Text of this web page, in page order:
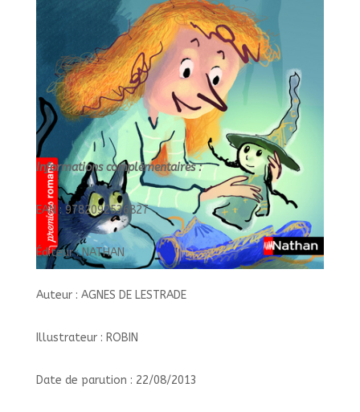
Informations complémentaires :
EAN : 9782092536827
Éditeur : NATHAN
Auteur : AGNES DE LESTRADE
Illustrateur : ROBIN
Date de parution : 22/08/2013